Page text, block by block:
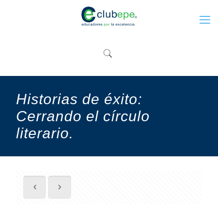
Historias de éxito:
Cerrando el círculo
literario.